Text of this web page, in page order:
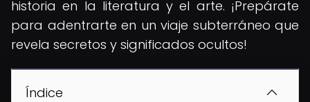
historia en la literatura y el arte. ¡Prepárate
para adentrarte en un viaje subterráneo que
revela secretos y significados ocultos!
Índice